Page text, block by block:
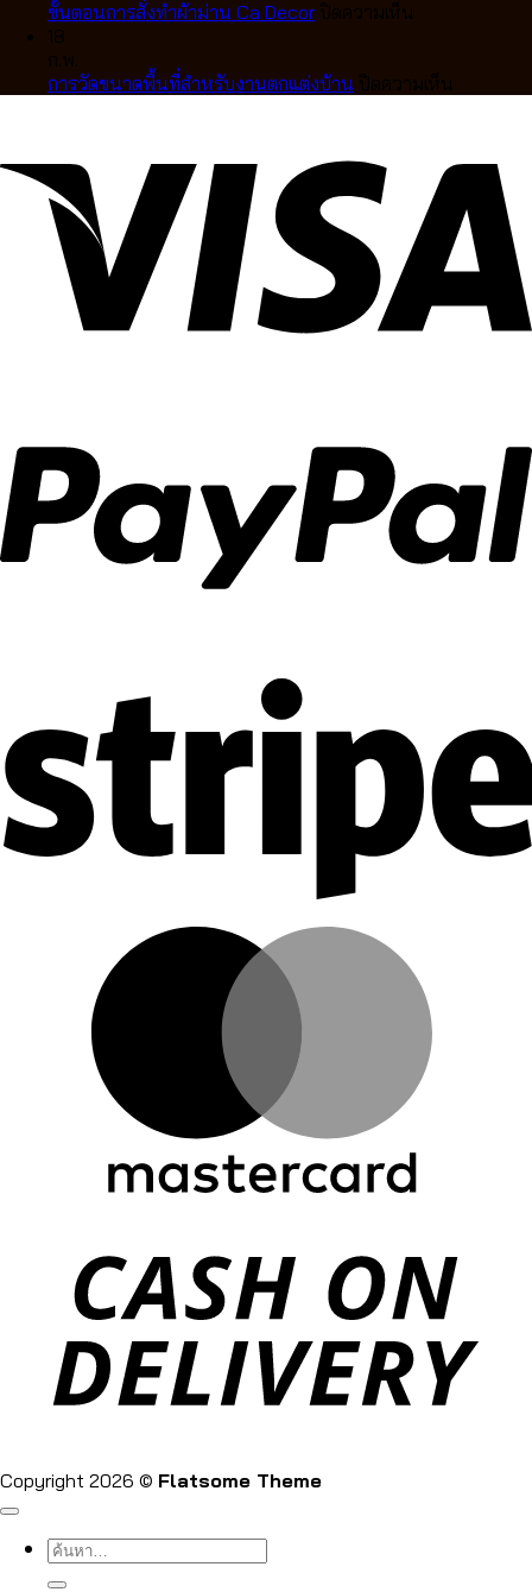
แบบ
ให้
คุณ
ตา
อาชีพ
ไม้
สูง
แสง
อย่าง
ลงตัว
ผ้า
ขั้นตอนการสั่งทำผ้าม่าน Ca Decor
ม่าน
Ca
Decor
การวัดขนาดพื้นที่สำหรับงานตกแต่งบ้าน
สำหรับ
งาน
ตกแต่ง
บ้าน
Copyright 2026 © Flatsome Theme
ค้นหา: